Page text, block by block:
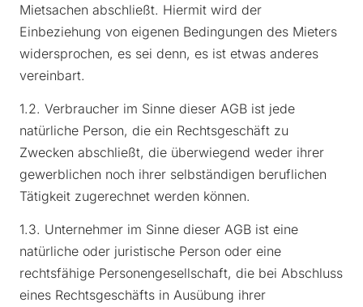
Mietsachen abschließt. Hiermit wird der
Einbeziehung von eigenen Bedingungen des Mieters
widersprochen, es sei denn, es ist etwas anderes
vereinbart.
1.2. Verbraucher im Sinne dieser AGB ist jede
natürliche Person, die ein Rechtsgeschäft zu
Zwecken abschließt, die überwiegend weder ihrer
gewerblichen noch ihrer selbständigen beruflichen
Tätigkeit zugerechnet werden können.
1.3. Unternehmer im Sinne dieser AGB ist eine
natürliche oder juristische Person oder eine
rechtsfähige Personengesellschaft, die bei Abschluss
eines Rechtsgeschäfts in Ausübung ihrer